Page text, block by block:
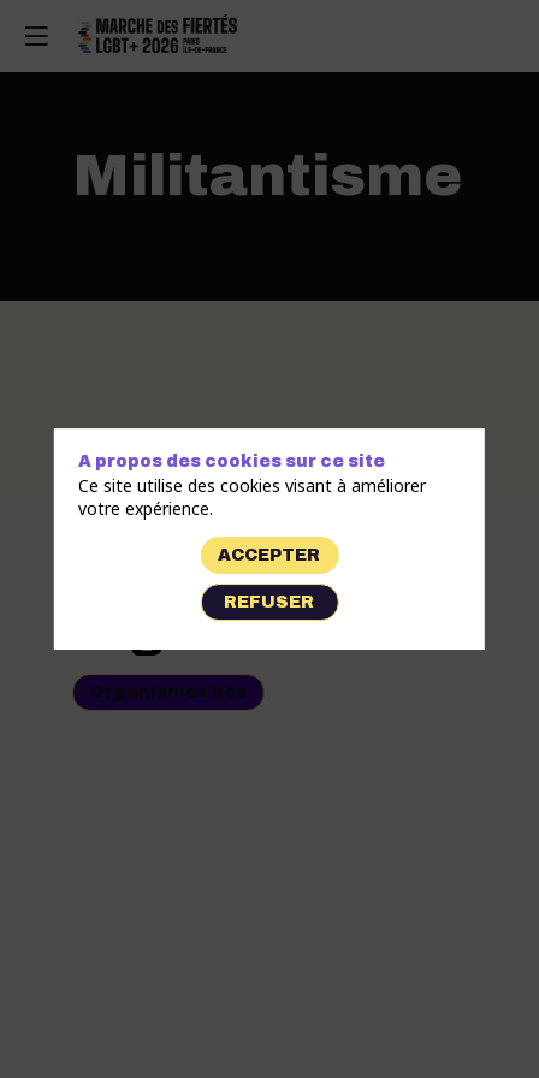
Militantisme
Organismes
Organismes liés
A propos des cookies sur ce site
Ce site utilise des cookies visant à améliorer
votre expérience.
ACCEPTER
REFUSER